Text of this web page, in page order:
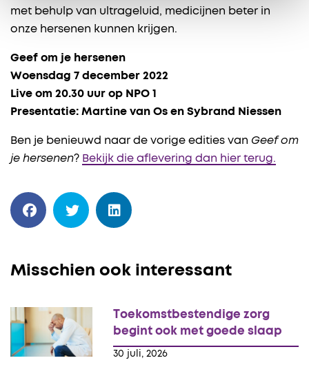
met behulp van ultrageluid, medicijnen beter in
onze hersenen kunnen krijgen.
Geef om je hersenen
Woensdag 7 december 2022
Live om 20.30 uur op NPO 1
Presentatie: Martine van Os en Sybrand Niessen
Ben je benieuwd naar de vorige edities van Geef om
je hersenen? Bekijk die aflevering dan hier terug.
Misschien ook interessant
30 juli, 2026
Toekomstbestendige zorg
begint ook met goede slaap